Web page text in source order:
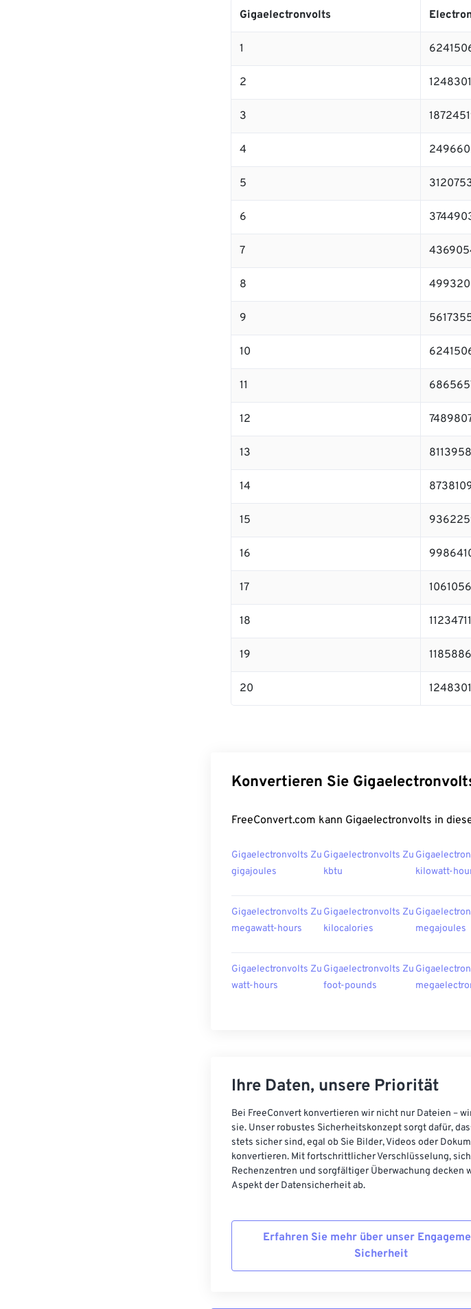
Gigaelectronvolts
1
2
3
4
5
6
7
8
9
10
11
12
13
14
15
16
17
18
19
20
Konvertieren Sie
FreeConvert.com kann Gigaelectronvolts in
Gigaelectronvolts Zu
gigajoules
Gigaelectronvolts Zu
kbtu
kilowatt-
Gigaelectronvolts Zu
megawatt-hours
Gigaelectronvolts Zu
kilocalories
megajoules
Gigaelectronvolts Zu
watt-hours
Gigaelectronvolts Zu
foot-pounds
Ihre Daten, unsere Priorität
Bei FreeConvert konvertieren wir nicht nur Dateien –
sie. Unser robustes Sicherheitskonzept sorgt dafür,
stets sicher sind, egal ob Sie Bilder, Videos oder
konvertieren. Mit fortschrittlicher Verschlüsselung,
Rechenzentren und sorgfältiger Überwachung decken
Aspekt der Datensicherheit ab.
Erfahren Sie mehr über unser
Sicherheit